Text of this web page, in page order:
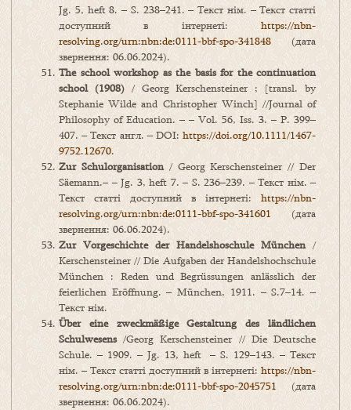
Jg. 5, heft 8. – S. 238–241. – Текст нім. – Текст статті
доступний в інтернеті: https://nbn-
resolving.org/urn:nbn:de:0111-bbf-spo-341848 (дата
звернення: 06.06.2024).
The school workshop as the basis for the continuation
school (1908)/ Georg Kerschensteiner ; [transl. by
Stephanie Wilde and Christopher Winch] //Journal of
Philosophy of Education. – – Vol. 56, Iss. 3. – P. 399–
407. – Текст англ. – DOI: https://doi.org/10.1111/1467-
9752.12670.
Zur Schulorganisation/ Georg Kerschensteiner // Der
Säemann.– – Jg. 3, heft 7. – S. 236–239. – Текст нім. –
Текст статті доступний в інтернеті: https://nbn-
resolving.org/urn:nbn:de:0111-bbf-spo-341601 (дата
звернення: 06.06.2024).
Zur Vorgeschichte der Handelshoschule München/
Kerschensteiner // Die Aufgaben der Handelshochschule
München : Reden und Begrüssungen anlässlich der
feierlichen Eröffnung. – München, 1911. – S.7–14. –
Текст нім.
Über eine zweckmäßige Gestaltung des ländlichen
Schulwesens/Georg Kerschensteiner // Die Deutsche
Schule. – 1909. – Jg. 13, heft – S. 129–143. – Текст
нім. – Текст статті доступний в інтернеті: https://nbn-
resolving.org/urn:nbn:de:0111-bbf-spo-2045751 (дата
звернення: 06.06.2024).